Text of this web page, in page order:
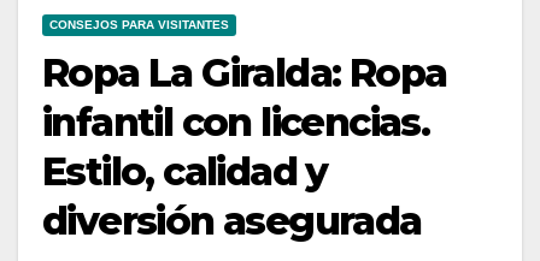
CONSEJOS PARA VISITANTES
Ropa La Giralda: Ropa
infantil con licencias.
Estilo, calidad y
diversión asegurada